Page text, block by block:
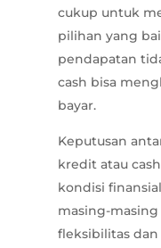
cukup untuk
pilihan yang
pendapatan
cash bisa
bayar.
Keputusan
kredit atau
kondisi
masing-
fleksibilitas